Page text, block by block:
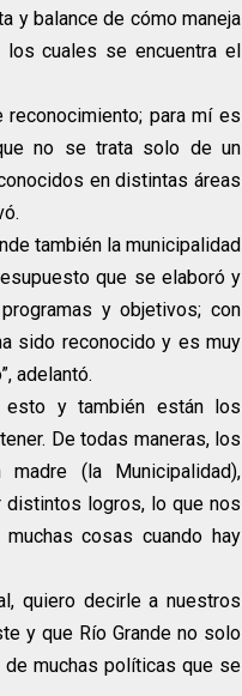
y balance de cómo maneja
cuales se encuentra el
para mí es
no se trata solo de un
en distintas áreas
también la municipalidad
que se elaboró y
y objetivos; con
sido reconocido y es muy
adelantó.
esto y también están los
De todas maneras, los
(la Municipalidad),
distintos logros, lo que nos
cosas cuando hay
quiero decirle a nuestros
y que Río Grande no solo
muchas políticas que se